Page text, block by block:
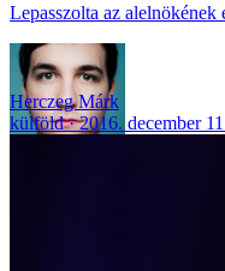
Lepasszolta az alelnökének
Herczeg Márk
külföld
2016. december